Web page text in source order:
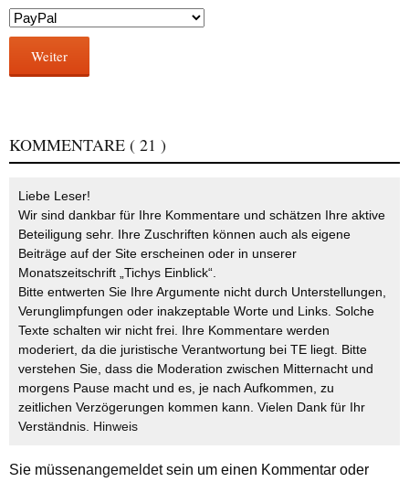
Weiter
KOMMENTARE ( 21 )
Liebe Leser!
Wir sind dankbar für Ihre Kommentare und schätzen Ihre aktive
Beteiligung sehr. Ihre Zuschriften können auch als eigene
Beiträge auf der Site erscheinen oder in unserer
Monatszeitschrift „Tichys Einblick“.
Bitte entwerten Sie Ihre Argumente nicht durch Unterstellungen,
Verunglimpfungen oder inakzeptable Worte und Links. Solche
Texte schalten wir nicht frei. Ihre Kommentare werden
moderiert, da die juristische Verantwortung bei TE liegt. Bitte
verstehen Sie, dass die Moderation zwischen Mitternacht und
morgens Pause macht und es, je nach Aufkommen, zu
zeitlichen Verzögerungen kommen kann. Vielen Dank für Ihr
Verständnis. Hinweis
Sie müssenangemeldetsein um einen Kommentar oder